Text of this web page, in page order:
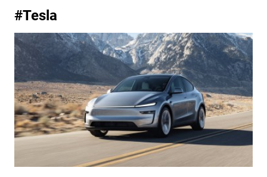
#Tesla